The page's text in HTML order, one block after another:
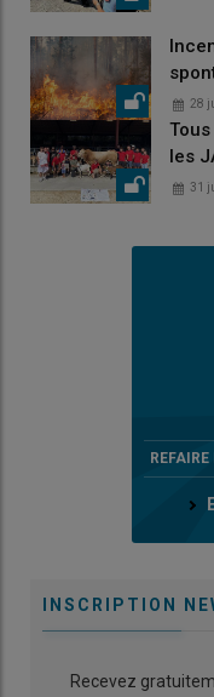
28
les
31
INSCRIPTION
Recevez